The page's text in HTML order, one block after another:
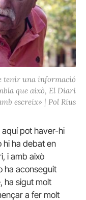
tenir una informació
que això, El Diari
escreix» | Pol Rius
aquí pot haver-hi
hi ha debat en
i amb això
ha aconseguit
ha sigut molt
a fer molt